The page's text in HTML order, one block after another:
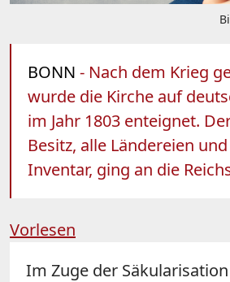
BONN - Nach dem Krieg
wurde die Kirche auf
im Jahr 1803 enteignet.
Besitz, alle Ländereien
Inventar, ging an die
Vorlesen
Im Zuge der